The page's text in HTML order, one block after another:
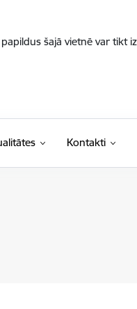
šajā vietnē var tikt
Kontakti